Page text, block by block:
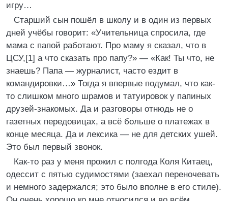
игру…
Старший сын пошёл в школу и в один из первых
дней учёбы говорит: «Учительница спросила, где
мама с папой работают. Про маму я сказал, что в
ЦСУ,[1] а что сказать про папу?» ― «Как! Ты что, не
знаешь? Папа ― журналист, часто ездит в
командировки…» Тогда я впервые подумал, что как-
то слишком много шрамов и татуировок у папиных
друзей-знакомых. Да и разговоры отнюдь не о
газетных передовицах, а всё больше о платежах в
конце месяца. Да и лексика ― не для детских ушей.
Это был первый звонок.
Как-то раз у меня прожил с полгода Коля Китаец,
одессит с пятью судимостями (заехал переночевать
и немного задержался; это было вполне в его стиле).